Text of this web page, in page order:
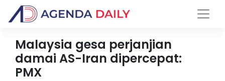
Malaysia gesa perjanjian
damai AS-Iran dipercepat:
PMX